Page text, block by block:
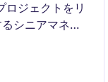
ロジェクトをリ
シニアマネー
客開拓や組織